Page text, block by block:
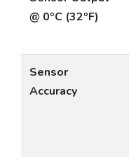
@ 0ºC (32ºF)
Sensor
Accuracy